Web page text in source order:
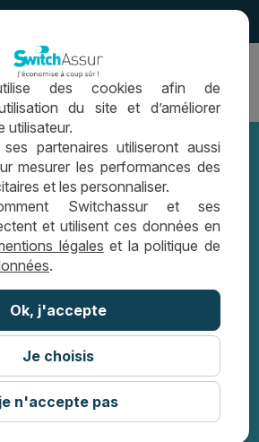
trouver un contrat
emprunteur moins cher
?
SWITCHASSUR
TROUVER UN CONTRAT
EMPRUNTEUR MOINS CHER
?
des cookies afin de
du site et d’améliorer
utilisateur.
partenaires utiliseront aussi
mesurer les performances des
et les personnaliser.
Switchassur et ses
et utilisent ces données en
légales et la politique de
.
Ok, j'accepte
Je choisis
je n'accepte pas